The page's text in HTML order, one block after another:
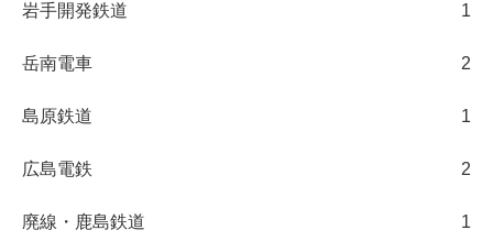
岩手開発鉄道 1
岳南電車 2
島原鉄道 1
広島電鉄 2
廃線・鹿島鉄道 1